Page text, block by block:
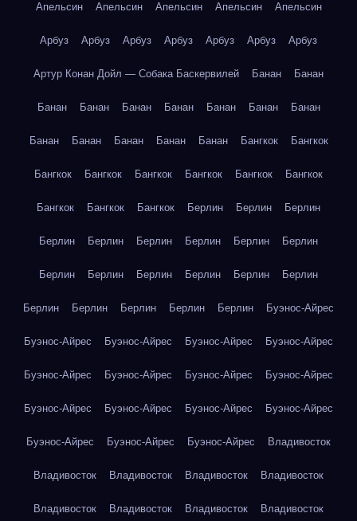
Апельсин Апельсин Апельсин Апельсин Апельсин
Арбуз Арбуз Арбуз Арбуз Арбуз Арбуз Арбуз
Артур Конан Дойл — Собака Баскервилей Банан Банан
Банан Банан Банан Банан Банан Банан Банан
Банан Банан Банан Банан Банан Бангкок Бангкок
Бангкок Бангкок Бангкок Бангкок Бангкок Бангкок
Бангкок Бангкок Бангкок Берлин Берлин Берлин
Берлин Берлин Берлин Берлин Берлин Берлин
Берлин Берлин Берлин Берлин Берлин Берлин
Берлин Берлин Берлин Берлин Берлин Буэнос-Айрес
Буэнос-Айрес Буэнос-Айрес Буэнос-Айрес Буэнос-Айрес
Буэнос-Айрес Буэнос-Айрес Буэнос-Айрес Буэнос-Айрес
Буэнос-Айрес Буэнос-Айрес Буэнос-Айрес Буэнос-Айрес
Буэнос-Айрес Буэнос-Айрес Буэнос-Айрес Владивосток
Владивосток Владивосток Владивосток Владивосток
Владивосток Владивосток Владивосток Владивосток